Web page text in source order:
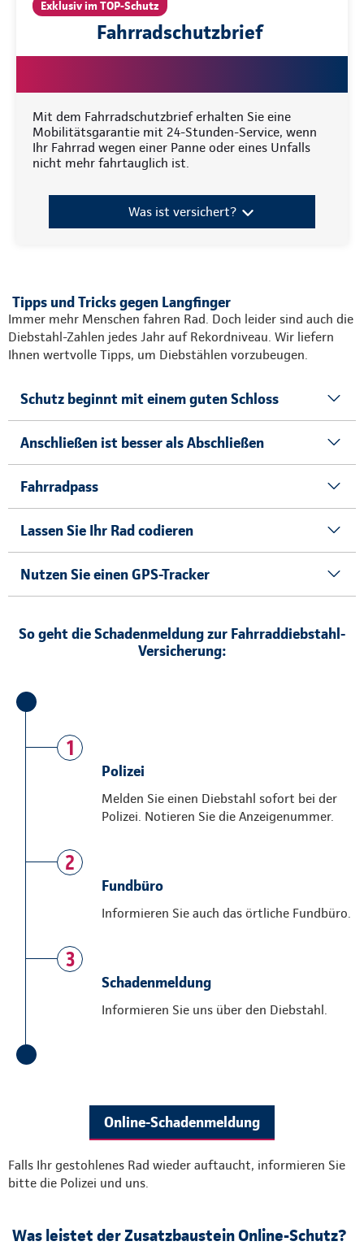
Exklusiv im TOP-Schutz
Fahrradschutzbrief
Mit dem Fahrradschutzbrief erhalten Sie eine
Mobilitätsgarantie mit 24-Stunden-Service, wenn
Ihr Fahrrad wegen einer Panne oder eines Unfalls
nicht mehr fahrtauglich ist.
Was ist versichert?
Tipps und Tricks gegen Langfinger
Immer mehr Menschen fahren Rad. Doch leider sind auch die
Diebstahl-Zahlen jedes Jahr auf Rekordniveau. Wir liefern
Ihnen wertvolle Tipps, um Diebstählen vorzubeugen.
Schutz beginnt mit einem guten Schloss
Anschließen ist besser als Abschließen
Fahrradpass
Lassen Sie Ihr Rad codieren
Nutzen Sie einen GPS-Tracker
So geht die Schadenmeldung zur Fahrraddiebstahl-
Versicherung:
1
Polizei
Melden Sie einen Diebstahl sofort bei der
Polizei. Notieren Sie die Anzeigenummer.
2
Fundbüro
Informieren Sie auch das örtliche Fundbüro.
3
Schadenmeldung
Informieren Sie uns über den Diebstahl.
Online-Schadenmeldung
Falls Ihr gestohlenes Rad wieder auftaucht, informieren Sie
bitte die Polizei und uns.
Was leistet der Zusatzbaustein Online-Schutz?